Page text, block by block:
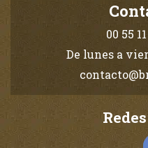
00 55
De lunes a